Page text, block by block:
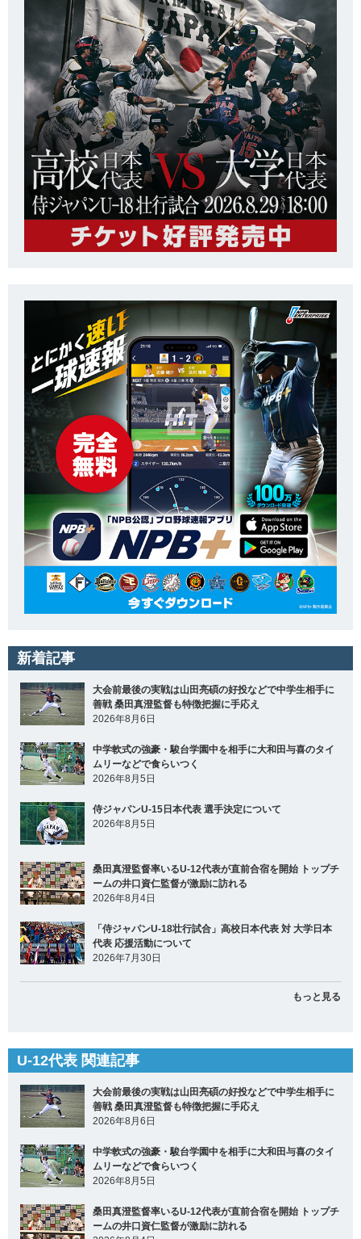
新着記事
大会前最後の実戦は山田亮碩の好投などで中学生相手に
善戦 桑田真澄監督も特徴把握に手応え
2026年8月6日
中学軟式の強豪・駿台学園中を相手に大和田与喜のタイ
ムリーなどで食らいつく
2026年8月5日
侍ジャパンU-15日本代表 選手決定について
2026年8月5日
桑田真澄監督率いるU-12代表が直前合宿を開始 トップチ
ームの井口資仁監督が激励に訪れる
2026年8月4日
「侍ジャパンU-18壮行試合」高校日本代表 対 大学日本
代表 応援活動について
2026年7月30日
もっと見る
U-12代表 関連記事
大会前最後の実戦は山田亮碩の好投などで中学生相手に
善戦 桑田真澄監督も特徴把握に手応え
2026年8月6日
中学軟式の強豪・駿台学園中を相手に大和田与喜のタイ
ムリーなどで食らいつく
2026年8月5日
桑田真澄監督率いるU-12代表が直前合宿を開始 トップチ
ームの井口資仁監督が激励に訪れる